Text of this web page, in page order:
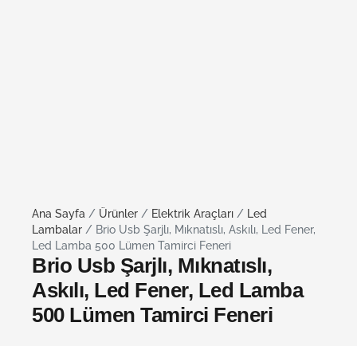
Ana Sayfa / Ürünler / Elektrik Araçları / Led
Lambalar / Brio Usb Şarjlı, Mıknatıslı, Askılı, Led Fener,
Led Lamba 500 Lümen Tamirci Feneri
Brio Usb Şarjlı, Mıknatıslı,
Askılı, Led Fener, Led Lamba
500 Lümen Tamirci Feneri